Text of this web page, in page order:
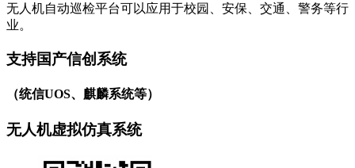
无人机自动巡检平台可以应用于校园、安保、交通、警务等行
业。
支持国产信创系统
（统信UOS、麒麟系统等）
无人机虚拟仿真系统